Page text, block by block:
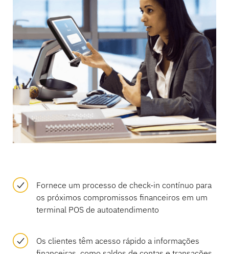
Fornece um processo de check-in contínuo para
os próximos compromissos financeiros em um
terminal POS de autoatendimento
Os clientes têm acesso rápido a informações